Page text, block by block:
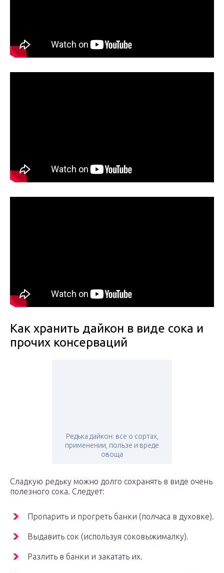
Как хранить дайкон в виде сока и
прочих консерваций
Редька дайкон: все о сортах,
применении, пользе и вреде
овоща
Сладкую редьку можно долго сохранять в виде очень
полезного сока. Следует:
Пропарить и прогреть банки (полчаса в духовке).
Выдавить сок (используя соковыжималку).
Разлить в банки и закатать их.